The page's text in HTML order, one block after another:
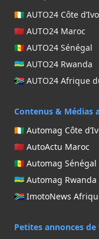
BAIC
BYD
CHANGAN
CHERY
DONGFENG
FOTON
GREAT
ISUZU
JEEP
JETOUR
JMC
MAHINDRA
🇨🇮 AUTO24 Côte
🇲🇦 AUTO24 Maroc
🇸🇳 AUTO24 Sénégal
🇷🇼 AUTO24 Rwanda
🇿🇦 AUTO24 Afrique
Contenus & Médias
🇨🇮 Automag Côte
🇲🇦 AutoActu Maroc
🇸🇳 Automag Sénégal
🇷🇼 Automag Rwanda
🇿🇦 ImotoNews
Petites annonces de